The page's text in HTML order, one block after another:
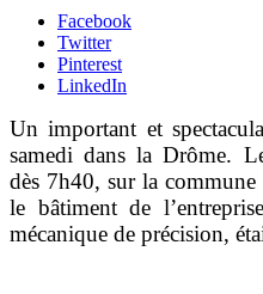
Facebook
Twitter
Pinterest
LinkedIn
Un important et
samedi dans la Drôme.
dès 7h40, sur la
le bâtiment de
mécanique de précision,